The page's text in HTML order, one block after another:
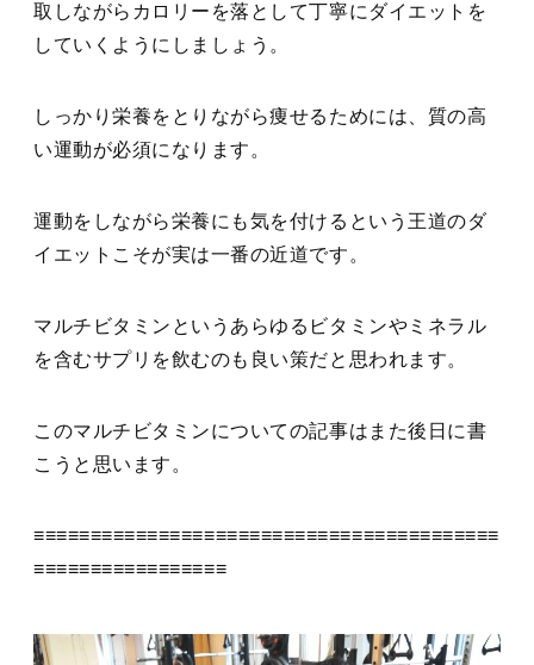
取しながらカロリーを落として丁寧にダイエットを
していくようにしましょう。
しっかり栄養をとりながら痩せるためには、質の高
い運動が必須になります。
運動をしながら栄養にも気を付けるという王道のダ
イエットこそが実は一番の近道です。
マルチビタミンというあらゆるビタミンやミネラル
を含むサプリを飲むのも良い策だと思われます。
このマルチビタミンについての記事はまた後日に書
こうと思います。
≡≡≡≡≡≡≡≡≡≡≡≡≡≡≡≡≡≡≡≡≡≡≡≡≡≡≡≡≡≡≡≡≡≡≡≡≡≡≡≡≡
≡≡≡≡≡≡≡≡≡≡≡≡≡≡≡≡≡